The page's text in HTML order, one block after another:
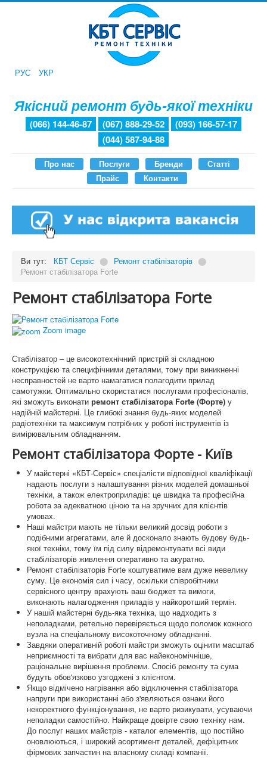
РУС УКР
Якісний ремонт будь-якої техніки
(066) 144-46-87 (067) 888-29-52
(093) 166-57-17
(044) 587-94-88
Про нас Послуги Бренди
Статті
Прайс
Контакти
Ви тут: КБТ Сервіс ⬤ Ремонт стабілізаторів ⬤
Ремонт стабілізатора Forte
Ремонт стабілізатора Forte
Zoom image
Стабілізатор – це високотехнічний пристрій зі складною
конструкцією та специфічними деталями, тому при виникненні
несправностей не варто намагатися полагодити прилад
самотужки. Оптимально скористатися послугами професіоналів,
які зможуть виконати ремонт стабілізатора Forte (Форте) у
надійній майстерні. Це глибокі знання будь-яких моделей
радіотехніки та максимум потрібних у роботі інструментів із
вимірювальним обладнанням.
Ремонт стабілізатора Форте - Київ
У майстерні «КБТ-Сервіс» спеціалісти відповідної кваліфікації
надають послуги з налаштування різних моделей домашньої
техніки, а також електроприладів: це швидка та професійна
робота за адекватною ціною та на зручних для клієнтів
умовах.
Наші майстри мають не тільки великий досвід роботи з
подібними агрегатами, але й досконало знають будову будь-
якої техніки, тому їм під силу відремонтувати всі види
стабілізаторів живлення оперативно та акуратно.
Ремонт стабілізаторів Forte коштуватиме вам дуже невелику
суму. Це економія сил і часу, оскільки співробітники
сервісного центру врахують ваш бюджет та вимоги,
виконають налагодження приладів у найкоротший термін.
У нашій майстерні будь-яка техніка, що надходить з
неполадками, ретельно перевіряється щодо поломок кожного
вузла на спеціальному високоточному обладнанні.
Завдяки оперативній роботі майстри зможуть оцінити масштаб
неприємності та вибрати для вас найекономічніше,
раціональне вирішення проблеми. Спосіб ремонту та сума
будуть обов'язково узгоджені з клієнтом.
Якщо відмічено нагрівання або відключення стабілізатора
напруги при використанні або з'являються ознаки його
некоректного функціонування, не варто ризикувати, усуваючи
неполадки самостійно. Найкраще довірте свою техніку нам.
До послуг наших майстрів - каталог елементів, що постійно
оновлюються, і широкий асортимент деталей, дефіцитних
фірмових запчастин на власному складі компанії.